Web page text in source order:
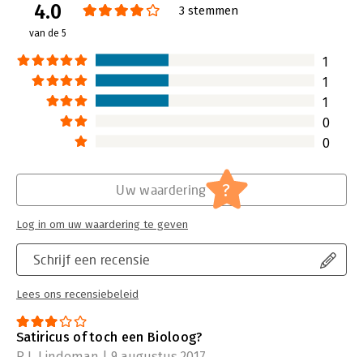
4.0
van de 5
3 stemmen
1
1
1
0
0
Schrijf een recensie
Lees ons recensiebeleid
Uw waardering ?
Log in om uw waardering te geven
Satiricus of toch een Bioloog?